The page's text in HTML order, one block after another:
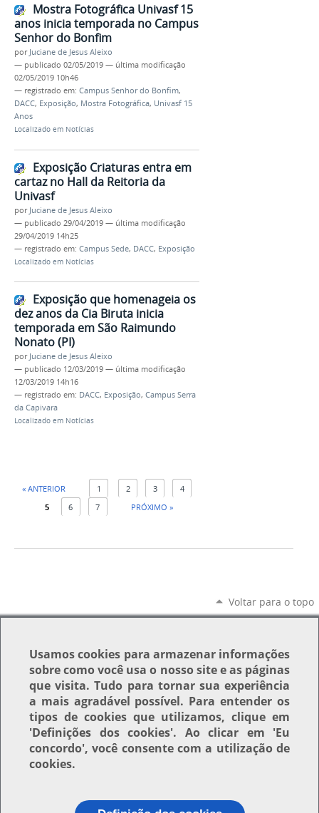
Mostra Fotográfica Univasf 15
anos inicia temporada no Campus
Senhor do Bonfim
por Juciane de Jesus Aleixo
— publicado 02/05/2019 — última modificação
02/05/2019 10h46
— registrado em: Campus Senhor do Bonfim,
DACC, Exposição, Mostra Fotográfica, Univasf 15
Anos
Localizado em Notícias
Exposição Criaturas entra em
cartaz no Hall da Reitoria da
Univasf
por Juciane de Jesus Aleixo
— publicado 29/04/2019 — última modificação
29/04/2019 14h25
— registrado em: Campus Sede, DACC, Exposição
Localizado em Notícias
Exposição que homenageia os
dez anos da Cia Biruta inicia
temporada em São Raimundo
Nonato (PI)
por Juciane de Jesus Aleixo
— publicado 12/03/2019 — última modificação
12/03/2019 14h16
— registrado em: DACC, Exposição, Campus Serra
da Capivara
Localizado em Notícias
« ANTERIOR 1 2 3
4
5
6 7 PRÓXIMO »
Voltar para o topo
Usamoscookies para armazenar informações
sobre como você usa o nosso site e as páginas
que visita. Tudo para tornar sua experiência
a mais agradável possível. Para entender os
tipos de cookies que utilizamos, clique em
'Definições dos cookies'. Ao clicar em 'Eu
concordo', você consente com a utilização de
cookies.